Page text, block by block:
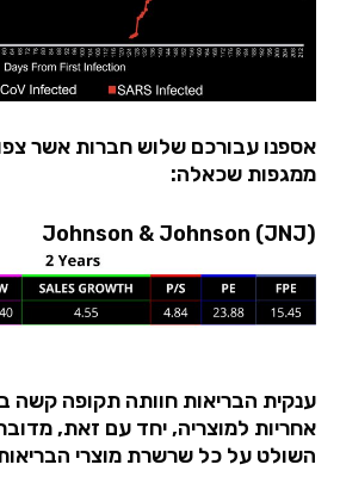
אספנו עבורכם שלוש חברות אשר
ממגפות שכאלה:
Johnson & Johnson (JNJ)
ענקית הבריאות חוותה תקופה קשה
אחריות למוצריה, יחד עם זאת,
השולט על כל שרשרת מוצרי